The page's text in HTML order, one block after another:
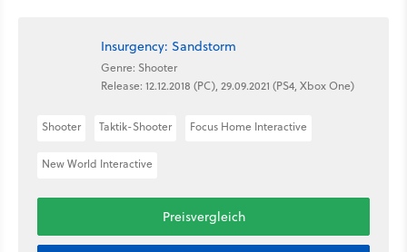
Insurgency: Sandstorm
Genre: Shooter
Release: 12.12.2018 (PC), 29.09.2021 (PS4, Xbox One)
Shooter Taktik-Shooter Focus Home Interactive
New World Interactive
Preisvergleich